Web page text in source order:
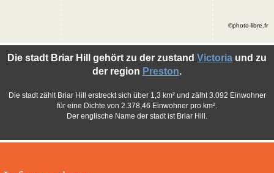
Die stadt Briar Hill gehört zu der zustand Victoria und zu
der region Preston.
Die stadt zählt Briar Hill erstreckt sich über 1,3 km² und zälht 3.092 Einwohner
für eine Dichte von 2.378,46 Einwohner pro km².
Der englische Name der stadt ist Briar Hill.
©photo-libre.fr